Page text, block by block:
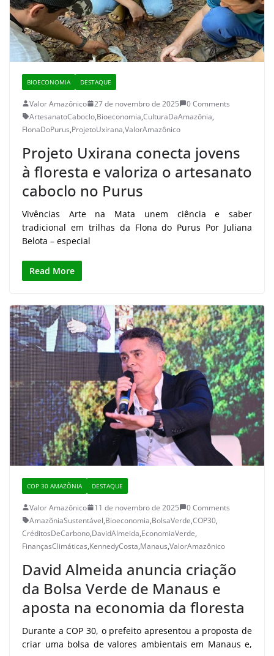
BIOECONOMIA DESTAQUE
Valor Amazônico 27 de novembro de 2025
0 Comments
ArtesanatoCaboclo,Bioeconomia,CulturaDaAmazônia,
FlonaDoPurus,ProjetoUxirana,ValorAmazônico
Projeto Uxirana conecta jovens
à floresta e valoriza o artesanato
caboclo no Purus
Vivências Arte na Mata unem ciência e saber
tradicional em trilhas da Flona do Purus Por Juliana
Belota – especial
Read More
COP 30 AMAZÕNIA DESTAQUE
Valor Amazônico 11 de novembro de 2025
0 Comments
AmazõniaSustentável,Bioeconomia,BolsaVerde,COP30,
CréditosDeCarbono,DavidAlmeida,EconomiaVerde,
FinançasClimáticas,KennedyCosta,Manaus,ValorAmazônico
David Almeida anuncia criação
da Bolsa Verde de Manaus e
aposta na economia da floresta
Durante a COP 30, o prefeito apresentou a proposta de
criar uma bolsa de valores ambientais em Manaus e,